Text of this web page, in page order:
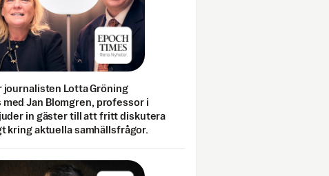
journalisten Lotta Gröning
Jan Blomgren, professor i
in gäster till att fritt diskutera
kring aktuella samhällsfrågor.